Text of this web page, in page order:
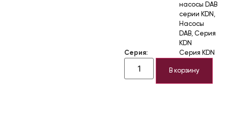
насосы DAB
серии KDN ,
Насосы
DAB, Серия
KDN
Серия:
Серия KDN
В корзину